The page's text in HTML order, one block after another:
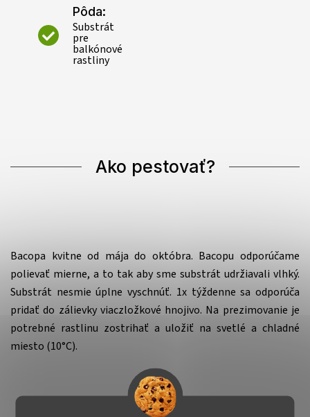
Pôda:
Substrát
pre
balkónové
rastliny
Ako pestovať?
Bacopa kvitne od mája do októbra. Bacopu odporúčame
polievať mierne, a to tak aby sme substrát udržiavali vlhký.
Substrát nesmie úplne vyschnúť. 1x týždenne sa odporúča
pridať do zálievky viaczložkové hnojivo. Na prezimovanie je
potrebné rastlinu zostrihať a uložiť na svetlé a chladné
miesto (10°C).